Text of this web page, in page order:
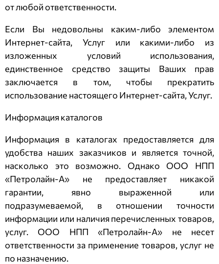
от любой ответственности.
Если Вы недовольны каким-либо элементом
Интернет-сайта, Услуг или какими-либо из
изложенных условий использования,
единственное средство защиты Ваших прав
заключается в том, чтобы прекратить
использование настоящего Интернет-сайта, Услуг.
Информация каталогов
Информация в каталогах предоставляется для
удобства наших заказчиков и является точной,
насколько это возможно. Однако ООО НПП
«Петролайн-А» не предоставляет никакой
гарантии, явно выраженной или
подразумеваемой, в отношении точности
информации или наличия перечисленных товаров,
услуг. ООО НПП «Петролайн-А» не несет
ответственности за применение товаров, услуг не
по назначению.